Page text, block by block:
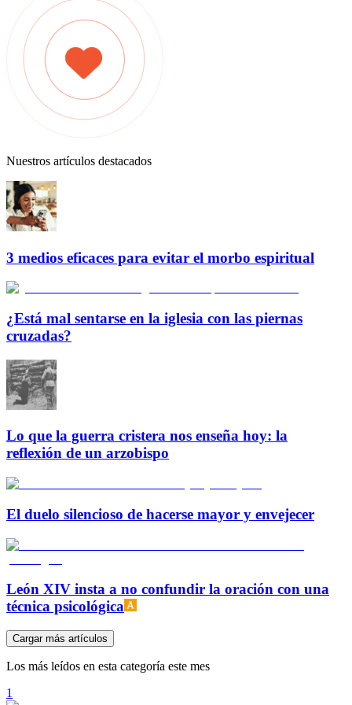
Nuestros artículos destacados
3 medios eficaces para evitar el morbo espiritual
¿Está mal sentarse en la iglesia con las piernas
cruzadas?
Lo que la guerra cristera nos enseña hoy: la
reflexión de un arzobispo
El duelo silencioso de hacerse mayor y envejecer
León XIV insta a no confundir la oración con una
técnica psicológica
Cargar más artículos
Los más leídos en esta categoría este mes
1